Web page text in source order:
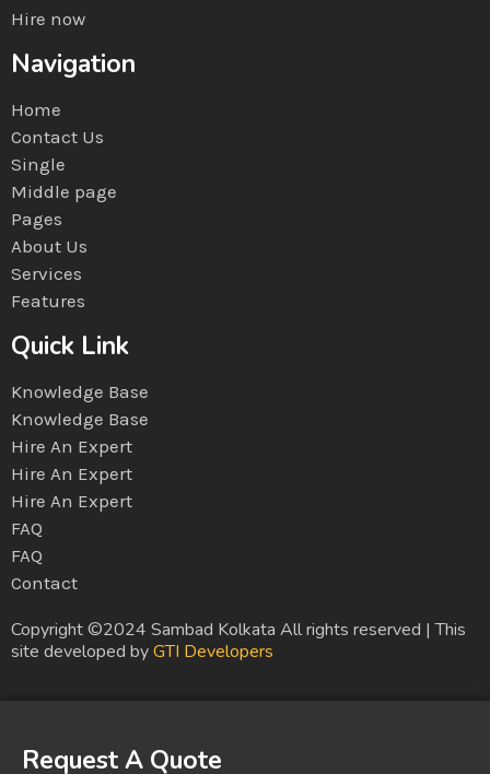
Hire now
Navigation
Home
Contact Us
Single
Middle page
Pages
About Us
Services
Features
Quick Link
Knowledge Base
Knowledge Base
Hire An Expert
Hire An Expert
Hire An Expert
FAQ
FAQ
Contact
Copyright ©2024 Sambad Kolkata All rights reserved | This
site developed byGTI Developers
Request A Quote